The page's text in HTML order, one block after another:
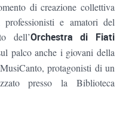
di creazione collettiva
e amatori del
dell’Orchestra di Fiati
palco anche i giovani della
protagonisti di un
presso la Biblioteca